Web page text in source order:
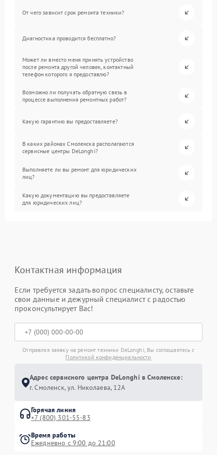
От чего зависит срок ремонта техники?
Диагностика проводится бесплатно?
Может ли вместо меня принять устройство
после ремонта другой человек, контактный
телефон которого я предоставлю?
Возможно ли получать обратную связь в
процессе выполнения ремонтных работ?
Какую гарантию вы предоставляете?
В каких районах Смоленска располагаются
сервисные центры DeLonghi?
Выполняете ли вы ремонт для юридических
лиц?
Какую документацию вы предоставляете
для юридических лиц?
Контактная информация
Если требуется задать вопрос специалисту, оставьте
свои данные и дежурный специалист с радостью
проконсультирует Вас!
Отправляя заявку на ремонт техники DeLonghi, Вы соглашаетесь с
Политикой конфиденциальности
Адрес сервисного центра DeLonghi в Смоленске:
г. Смоленск, ул. Николаева, 12А
Горячая линия
+7 (800) 301-55-83
Время работы
Ежедневно с 9:00 до 21:00